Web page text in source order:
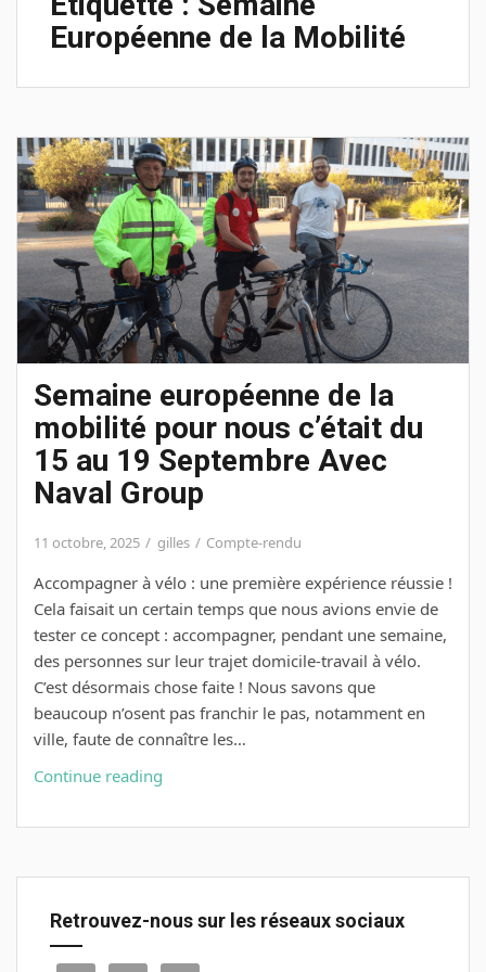
Européenne de la Mobilité
Semaine européenne de la
mobilité pour nous c’était du
15 au 19 Septembre Avec
Naval Group
11 octobre, 2025 gilles Compte-rendu
Accompagner à vélo : une première expérience réussie !
Cela faisait un certain temps que nous avions envie de
tester ce concept : accompagner, pendant une semaine,
des personnes sur leur trajet domicile-travail à vélo.
C’est désormais chose faite ! Nous savons que
beaucoup n’osent pas franchir le pas, notamment en
ville, faute de connaître les…
Continue reading
de
mobilité
nous
Retrouvez-nous sur les réseaux sociaux